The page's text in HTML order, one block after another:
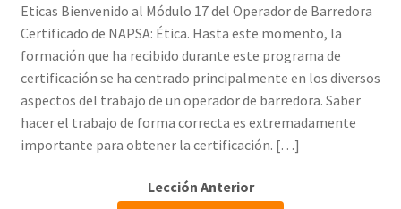
NAPSA
¿Necesita ayuda?
Eticas Bienvenido al Módulo 17 del Operador de Barredora
Certificado de NAPSA: Ética. Hasta este momento, la
formación que ha recibido durante este programa de
certificación se ha centrado principalmente en los diversos
aspectos del trabajo de un operador de barredora. Saber
hacer el trabajo de forma correcta es extremadamente
importante para obtener la certificación. […]